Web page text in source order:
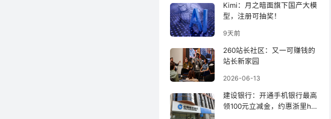
Kimi：月之暗面旗下国产大模
型，注册可抽奖！
9天前
260站长社区：又一可赚钱的
站长新家园
2026-06-13
建设银行：开通手机银行最高
领100元立减金，约惠浙里ha